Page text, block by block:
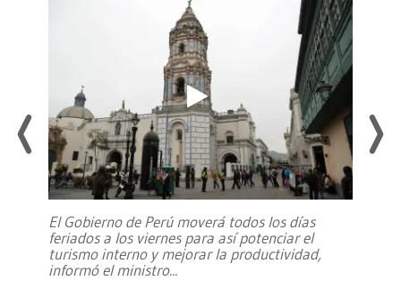
El Gobierno de Perú moverá todos los días
feriados a los viernes para así potenciar el
turismo interno y mejorar la productividad,
informó el ministro...